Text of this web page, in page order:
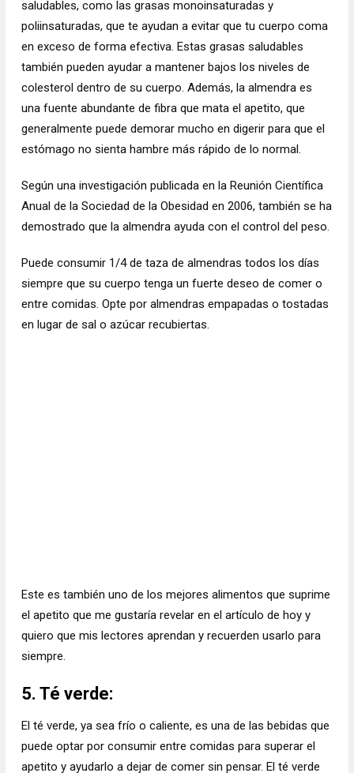
saludables, como las grasas monoinsaturadas y
poliinsaturadas, que te ayudan a evitar que tu cuerpo coma
en exceso de forma efectiva. Estas grasas saludables
también pueden ayudar a mantener bajos los niveles de
colesterol dentro de su cuerpo. Además, la almendra es
una fuente abundante de fibra que mata el apetito, que
generalmente puede demorar mucho en digerir para que el
estómago no sienta hambre más rápido de lo normal.
Según una investigación publicada en la Reunión Científica
Anual de la Sociedad de la Obesidad en 2006, también se ha
demostrado que la almendra ayuda con el control del peso.
Puede consumir 1/4 de taza de almendras todos los días
siempre que su cuerpo tenga un fuerte deseo de comer o
entre comidas. Opte por almendras empapadas o tostadas
en lugar de sal o azúcar recubiertas.
Este es también uno de los mejores alimentos que suprime
el apetito que me gustaría revelar en el artículo de hoy y
quiero que mis lectores aprendan y recuerden usarlo para
siempre.
5. Té verde:
El té verde, ya sea frío o caliente, es una de las bebidas que
puede optar por consumir entre comidas para superar el
apetito y ayudarlo a dejar de comer sin pensar. El té verde